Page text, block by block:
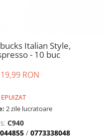
Italian Style,
- 10 buc
19,99 RON
2 zile lucratoare
C940
/ 0773338048